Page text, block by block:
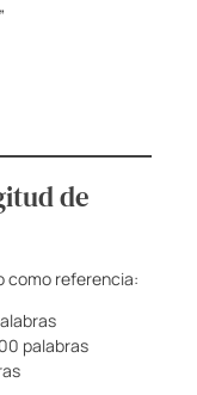
de
como referencia:
palabras